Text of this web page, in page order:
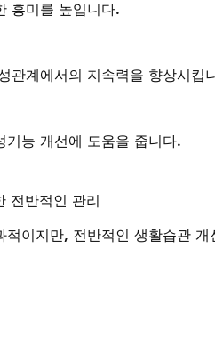
흥미를 높입니다.
관계에서의 지속력을 향상시킵
기능 개선에 도움을 줍니다.
전반적인 관리
이지만, 전반적인 생활습관